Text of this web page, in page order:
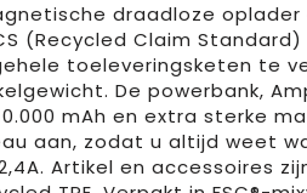
draadloze oplader
(Recycled Claim
toeleveringsketen te
De powerbank,
mAh en extra sterke
aan, zodat u altijd weet
Artikel en accessoires